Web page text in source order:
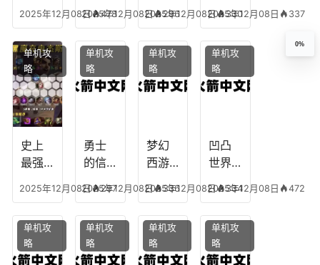
凡，
梦幻
十二
生肖
2025年12月08日 478
任务
攻
略，
魔兽
世界
2025年12月08日 296
附
魔，
乐园
团装
备任
2025年12月08日 330
辅助
技能
加
点，
神武
龙宫
怎么
2025年12月08日 337
史上
最强
师阵
容搭
配，
最强
2025年12月08日 297
单机攻
略
勇士
的信
物技
能，
勇士
的信
2025年12月08日 336
单机攻
略
梦幻
西游
炼丹
炉攻
略，
梦幻
2025年12月08日 334
单机攻
略
凹凸
世界
全部
阵容
搭
配，
2025年12月08日 472
单机攻
略
单机攻
略
单机攻
略
单机攻
略
单机攻
略
0%